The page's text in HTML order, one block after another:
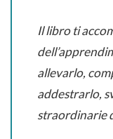
Il libro ti
allevarlo,
addestrarlo,
straordinarie